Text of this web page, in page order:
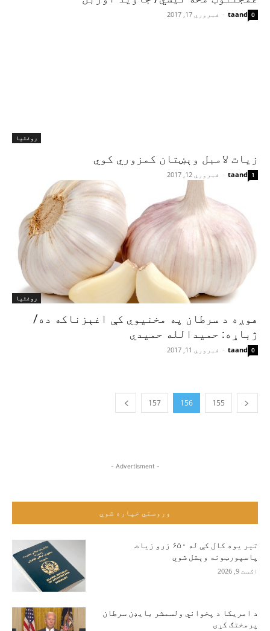
taand
- فبروري 17, 2017 0
روغتیا
زیات لامبل وېښتان کمزوري کوي
taand
- فبروري 12, 2017 1
روغتیا
هوږه د سرطان په مخنیوي کې اغېزناکه ده/
ژباړه: حمیدالله حمیدي
taand
- فبروري 11, 2017 0
155
156
157
- Advertisment -
وروستي خپاره شوي
تېر یوه کال کې له ۶۵۰ زرو زیات
پاسپورټونه وېشل شوي
اګست 9, 2026
د امریکا د پخواني ولسمشر بایډن سرطان
پرمختګ کړی